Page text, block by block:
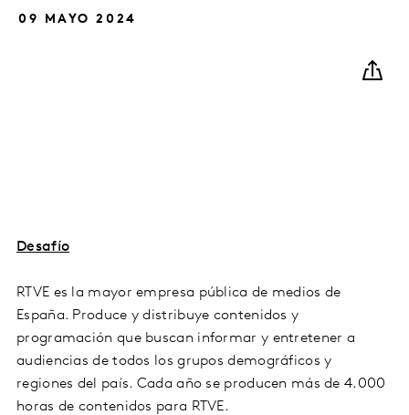
09 MAYO 2024
Desafío
RTVE es la mayor empresa pública de medios de
España. Produce y distribuye contenidos y
programación que buscan informar y entretener a
audiencias de todos los grupos demográficos y
regiones del país. Cada año se producen más de 4.000
horas de contenidos para RTVE.